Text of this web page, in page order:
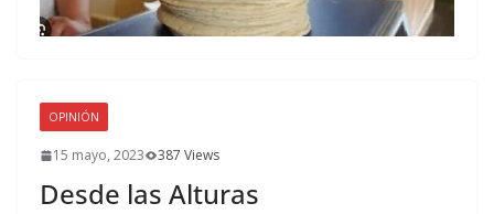
OPINIÓN
15 mayo, 2023 387 Views
Desde las Alturas